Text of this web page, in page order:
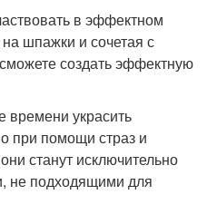
в эффектном
шпажки и сочетая с
создать эффектную
времени украсить
при помощи страз и
станут исключительно
не подходящими для